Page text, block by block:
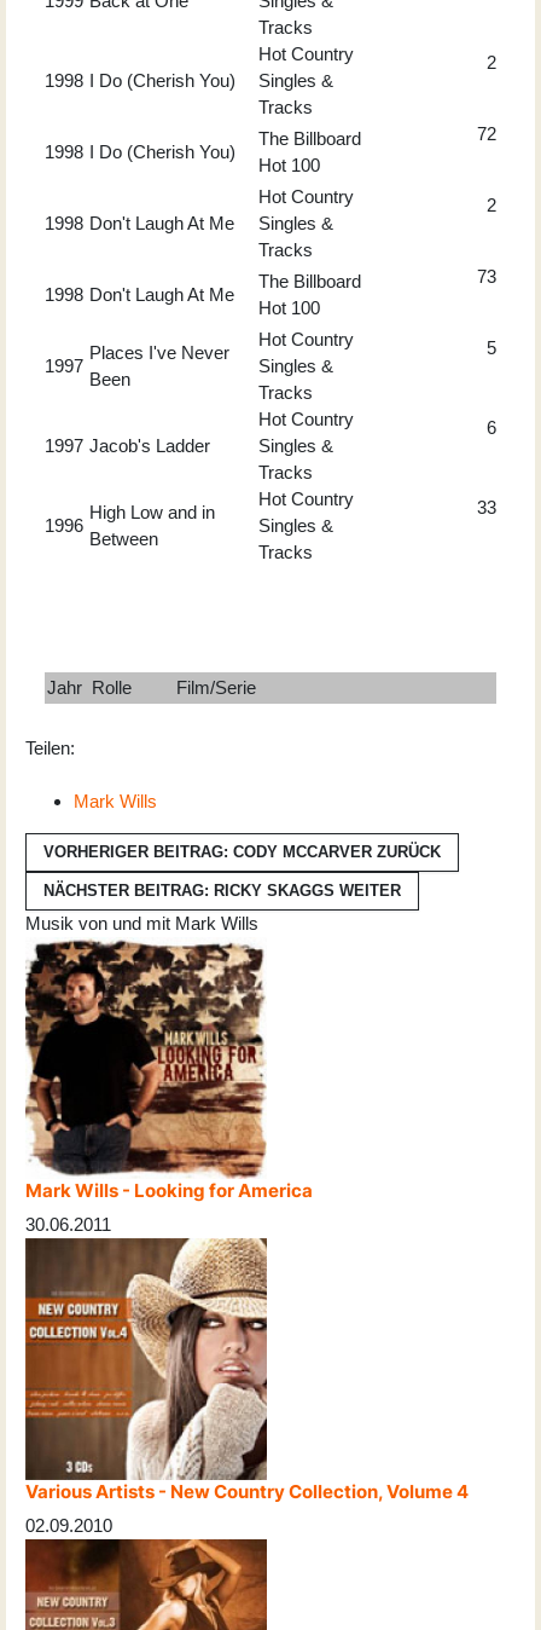
Tracks
1998 I Do (Cherish You)
Hot Country
Singles &
Tracks
2
1998 I Do (Cherish You)
The Billboard
Hot 100
72
1998 Don't Laugh At Me
Hot Country
Singles &
Tracks
2
1998 Don't Laugh At Me
The Billboard
Hot 100
73
1997
Places I've Never
Been
Hot Country
Singles &
Tracks
5
1997 Jacob's Ladder
Hot Country
Singles &
Tracks
6
1996
High Low and in
Between
Hot Country
Singles &
Tracks
33
Jahr Rolle Film/Serie
Teilen:
Mark Wills
VORHERIGER BEITRAG: CODY MCCARVER ZURÜCK
NÄCHSTER BEITRAG: RICKY SKAGGS WEITER
Musik von und mit Mark Wills
Mark Wills - Looking for America
30.06.2011
Various Artists - New Country Collection, Volume 4
02.09.2010